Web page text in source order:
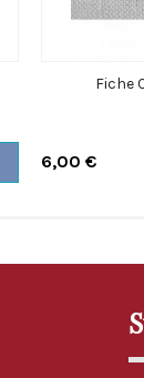
Fiche
6,00 €